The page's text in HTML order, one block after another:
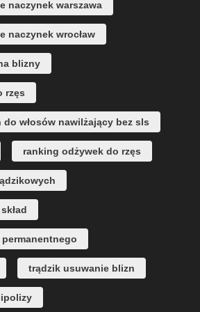
naczynek warszawa
naczynek wrocław
blizny
rzęs
włosów nawilżający bez sls
ranking odżywek do rzęs
trądzik usuwanie blizn